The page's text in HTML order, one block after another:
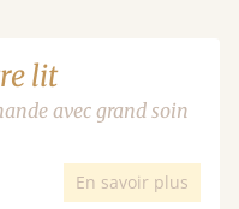
lit
avec grand soin
En savoir plus